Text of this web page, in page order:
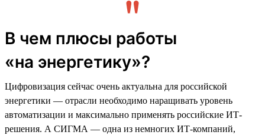
В чем плюсы работы
«на энергетику»?
Цифровизация сейчас очень актуальна для российской
энергетики — отрасли необходимо наращивать уровень
автоматизации и максимально применять российские ИТ-
решения. А СИГМА — одна из немногих ИТ-компаний,